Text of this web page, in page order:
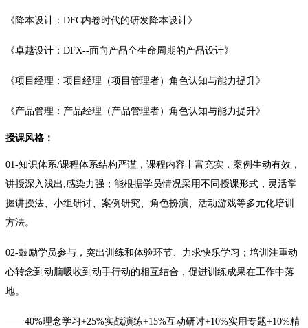
《降本设计：DFC内卷时代的研发降本设计》
《卓越设计：DFX--面向产品全生命周期的产品设计》
《项目经理：项目经理（项目管理者）角色认知与能力提升》
《产品管理：产品经理（产品管理者）角色认知与能力提升》
授课风格：
01-知识体系/课程体系结构严谨，课程内容丰富充实，案例生动有效，
讲授深入浅出,感染力强；能根据学员情况采用不同授课形式，灵活掌
握讲授法、小组研讨、案例研究、角色扮演、活动游戏等多元化培训
方法。
02-鼓励学员参与，突出训练和体验环节、力求快乐学习；培训注重动
心转念到动脑吸收到动手行动的相互结合，促进训练成果在工作中落
地。
——40%理念学习+25%实战演练+15%互动研讨+10%实用专题+10%精